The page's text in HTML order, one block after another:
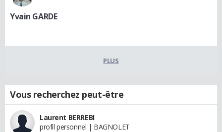
Yvain GARDE
PLUS
Vous recherchez peut-être
Laurent BERREBI
profil personnel | BAGNOLET